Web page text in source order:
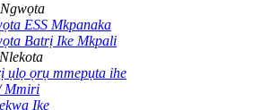
Ngwọta
ESS Mkpanaka
Batrị Ike Mkpali
Nlekota
ụlọ ọrụ mmepụta ihe
Mmiri
Ike